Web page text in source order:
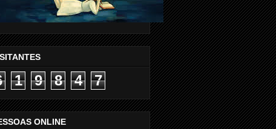
1 9 8 4 7
ONLINE